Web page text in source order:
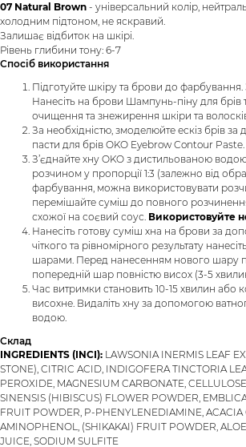
07 Natural Brown - універсальний колір,
холодним підтоном, не яскравий.
Залишає відбиток на шкірі.
Рівень глибини тону: 6-7
Спосіб використання
Підготуйте шкіру та брови до фарбування.
Нанесіть на брови Шампунь-піну для брів
очищення та знежирення шкіри та
За необхідністю, змоделюйте ескіз брів
пасти для брів OKO Eyebrow Contour Paste.
З’єднайте хну OKO з дистильованою
розчином у пропорції 1:3 (залежно від
фарбування, можна використовувати
перемішайте суміш до повного
схожої на соєвий соус. Використовуйте
Нанесіть готову суміш хна на брови за
чіткого та рівномірного результату
шарами. Перед нанесенням нового шару
попередній шар повністю висох (3-5
Час витримки становить 10-15 хвилин або
висохне. Видаліть хну за допомогою
водою.
Склад
INGREDIENTS (INCI): LAWSONIA INERMIS LEAF
STONE), CITRIC ACID, INDIGOFERA TINCTORIA
PEROXIDE, MAGNESIUM CARBONATE,
SINENSIS (HIBISCUS) FLOWER POWDER,
FRUIT POWDER, P-PHENYLENEDIAMINE,
AMINOPHENOL, (SHIKAKAI) FRUIT POWDER,
JUICE, SODIUM SULFITE